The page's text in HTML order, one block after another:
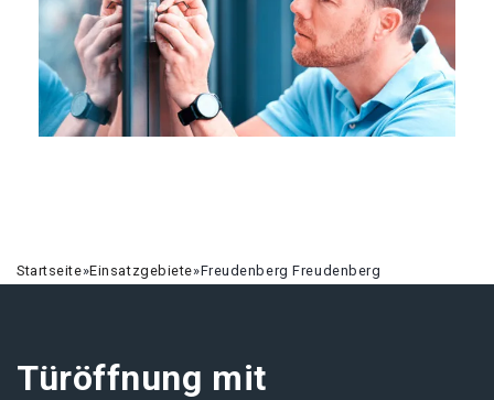
Startseite»Einsatzgebiete»Freudenberg Freudenberg
Türöffnung mit